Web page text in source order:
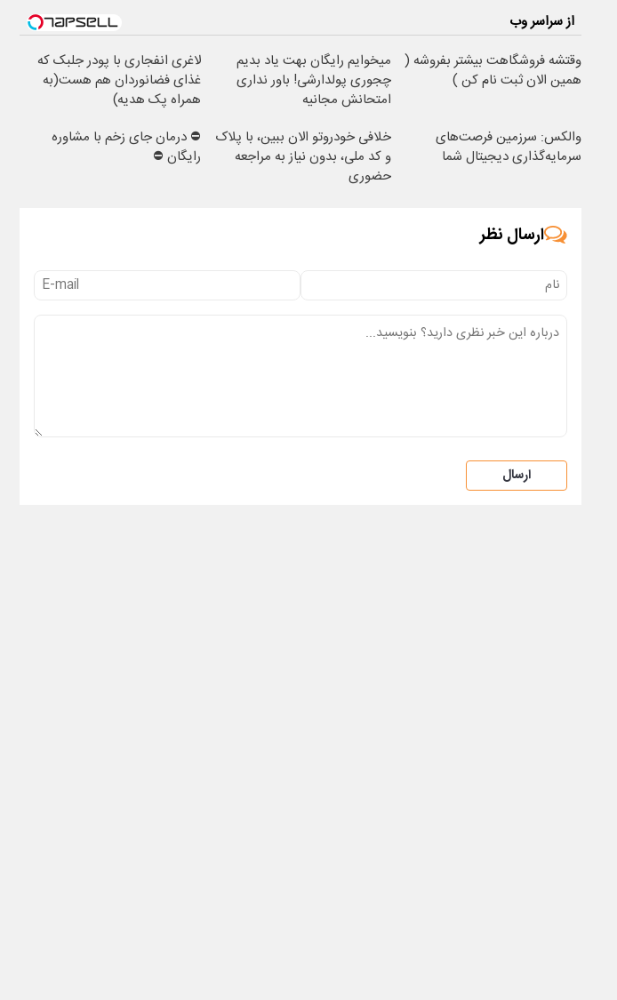
از سراسر وب
وقتشه فروشگاهت بیشتر بفروشه (
همین الان ثبت نام کن )
میخوایم رایگان بهت یاد بدیم
چجوری پولدارشی! باور نداری
امتحانش مجانیه
لاغری انفجاری با پودر جلبک که
غذای فضانوردان هم هست(به
همراه پک هدیه)
والکس: سرزمین فرصت‌های
سرمایه‌گذاری دیجیتال شما
خلافی خودروتو الان ببین، با پلاک
و کد ملی، بدون نیاز به مراجعه
حضوری
⛔ درمان جای زخم با مشاوره
رایگان ⛔
ارسال نظر
ارسال